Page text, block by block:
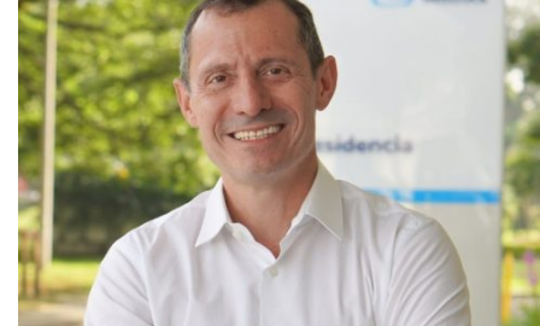
en
packaging
se
hace
de
a
dos